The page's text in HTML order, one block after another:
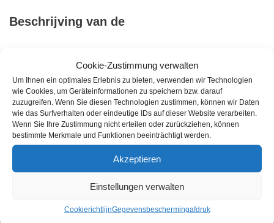
Cookie-Zustimmung verwalten
Um Ihnen ein optimales Erlebnis zu bieten, verwenden wir Technologien
wie Cookies, um Geräteinformationen zu speichern bzw. darauf
zuzugreifen. Wenn Sie diesen Technologien zustimmen, können wir Daten
wie das Surfverhalten oder eindeutige IDs auf dieser Website verarbeiten.
Wenn Sie Ihre Zustimmung nicht erteilen oder zurückziehen, können
bestimmte Merkmale und Funktionen beeinträchtigt werden.
Akzeptieren
Einstellungen verwalten
CookierichtlijnGegevensbeschermingafdruk
Beschrijving van de
impregnaties en lakken (bestaande uit 13 delen)
Productkenmerken